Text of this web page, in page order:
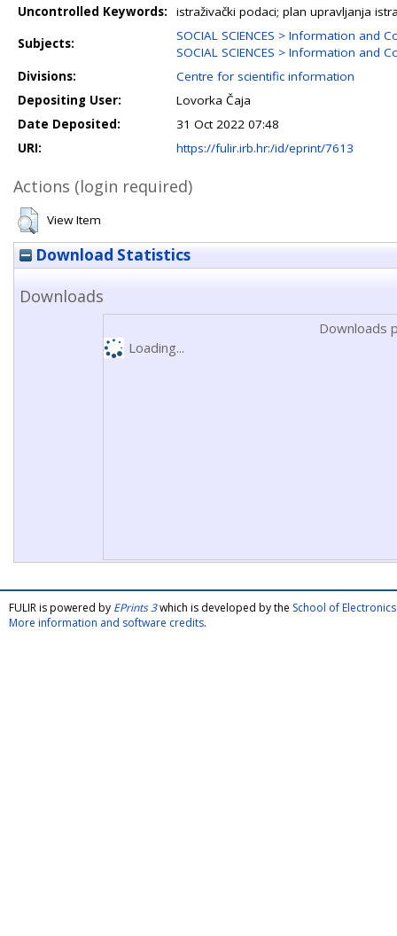
Uncontrolled Keywords:
istraživački podaci; plan upravljanja
Subjects:
SOCIAL SCIENCES > Information and
SOCIAL SCIENCES > Information and
Divisions:
Centre for scientific information
Depositing User:
Lovorka Čaja
Date Deposited:
31 Oct 2022 07:48
URI:
https://fulir.irb.hr:/id/eprint/7613
Actions (login required)
View Item
Download Statistics
Downloads
Downloads
Loading...
FULIR is powered by EPrints 3which is developed by the School of
More information and software credits.